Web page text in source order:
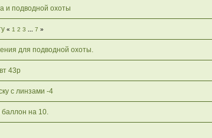
и подводной охоты
« 1 2 3 7 »
для подводной охоты.
43р
с линзами -4
на 10.